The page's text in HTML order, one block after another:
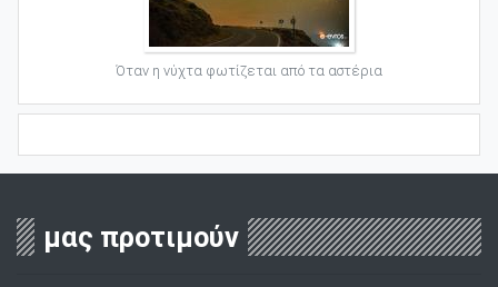
Όταν η νύχτα φωτίζεται από τα αστέρια
μας προτιμούν